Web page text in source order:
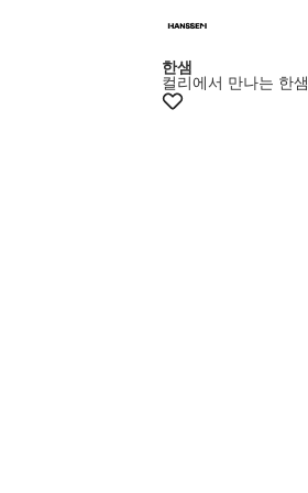
+5% 쿠폰
한샘
컬리에서 만나는 한샘